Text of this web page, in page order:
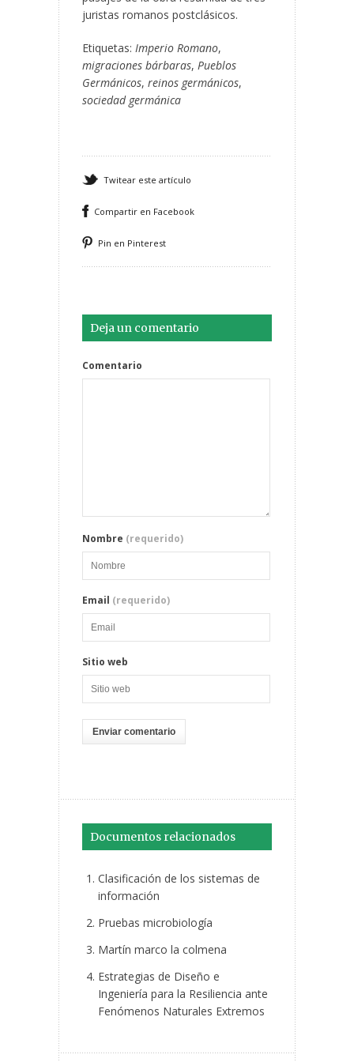
juristas romanos postclásicos.
Etiquetas: Imperio Romano,
migraciones bárbaras, Pueblos
Germánicos, reinos germánicos,
sociedad germánica
Twitear este artículo
Compartir en Facebook
Pin en Pinterest
Deja un comentario
Comentario
Nombre (requerido)
Email (requerido)
Sitio web
Documentos relacionados
Clasificación de los sistemas de
información
Pruebas microbiología
Martín marco la colmena
Estrategias de Diseño e
Ingeniería para la Resiliencia ante
Fenómenos Naturales Extremos